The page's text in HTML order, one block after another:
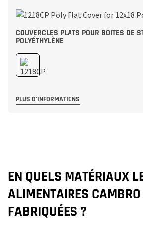
COUVERCLES PLATS POUR BOITES DE
POLYÉTHYLÈNE
PLUS D'INFORMATIONS
EN QUELS MATÉRIAUX
ALIMENTAIRES
FABRIQUÉES ?